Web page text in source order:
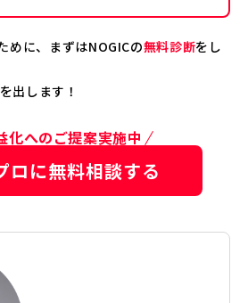
めに、まずはNOGICの無料診断をし
出します！
化へのご提案実施中
ロに無料相談する